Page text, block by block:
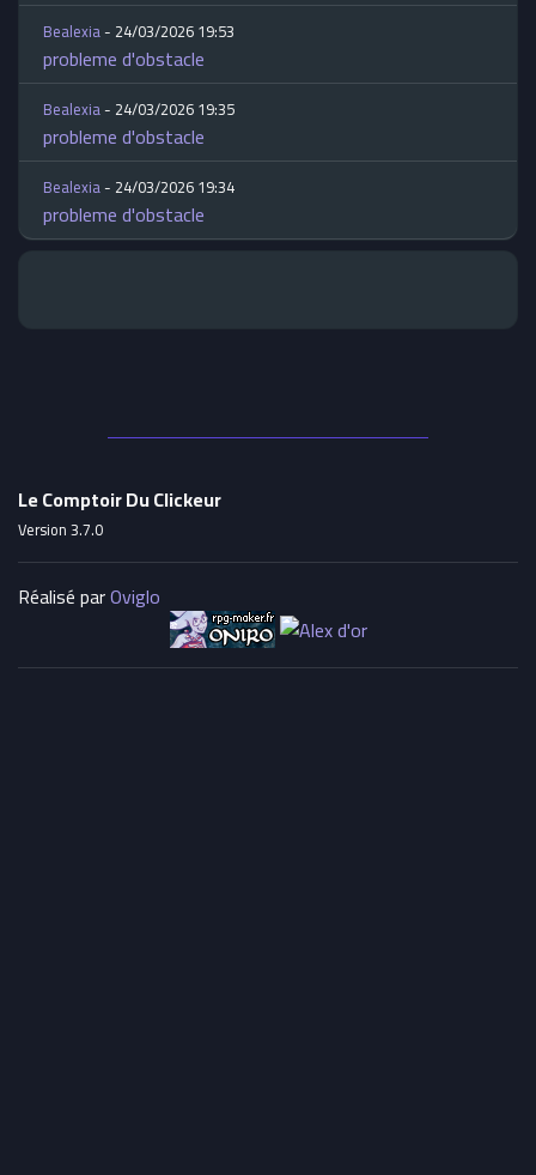
Bealexia- 24/03/2026 19:53
probleme d'obstacle
Bealexia- 24/03/2026 19:35
probleme d'obstacle
Bealexia- 24/03/2026 19:34
probleme d'obstacle
Le Comptoir Du Clickeur
Version 3.7.0
Réalisé parOviglo